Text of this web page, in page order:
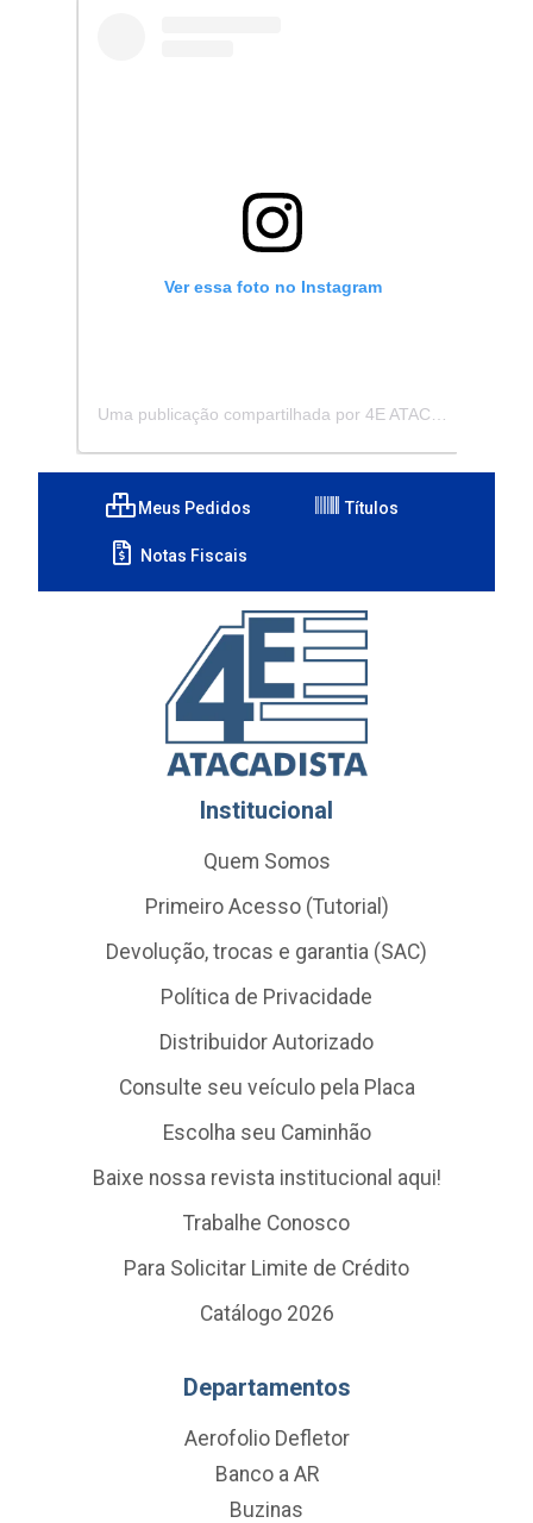
Ver essa foto no Instagram
Meus Pedidos Títulos
Notas Fiscais
Institucional
Quem Somos
Primeiro Acesso (Tutorial)
Devolução, trocas e garantia (SAC)
Política de Privacidade
Distribuidor Autorizado
Consulte seu veículo pela Placa
Escolha seu Caminhão
Baixe nossa revista institucional aqui!
Trabalhe Conosco
Para Solicitar Limite de Crédito
Catálogo 2026
Departamentos
Aerofolio Defletor
Banco a AR
Buzinas